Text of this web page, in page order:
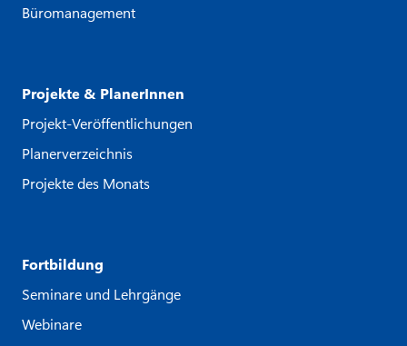
Büromanagement
Projekte & PlanerInnen
Projekt-Veröffentlichungen
Planerverzeichnis
Projekte des Monats
Fortbildung
Seminare und Lehrgänge
Webinare